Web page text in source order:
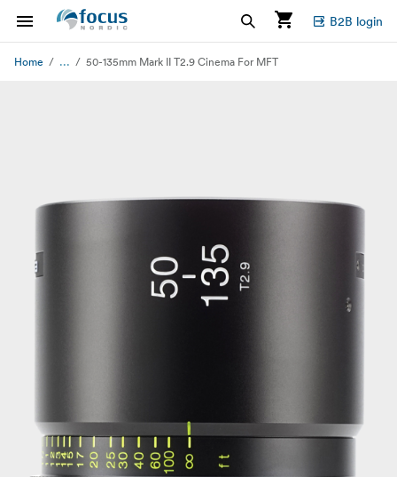
B2B login
Home ... 50-135mm Mark II T2.9 Cinema For MFT